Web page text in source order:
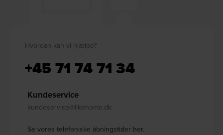
Hvordan kan vi hjælpe?
+45 71 74 71 34
Kundeservice
kundeservice@likehome.dk
Se vores telefoniske åbningstider her.